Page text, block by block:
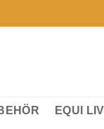
EQUI